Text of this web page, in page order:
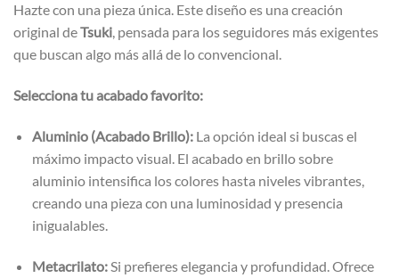
Hazte con una pieza única. Este diseño es una creación
original deTsuki, pensada para los seguidores más exigentes
que buscan algo más allá de lo convencional.
Selecciona tu acabado favorito:
Aluminio (Acabado Brillo):La opción ideal si buscas el
máximo impacto visual. El acabado en brillo sobre
aluminio intensifica los colores hasta niveles vibrantes,
creando una pieza con una luminosidad y presencia
inigualables.
Metacrilato:Si prefieres elegancia y profundidad. Ofrece